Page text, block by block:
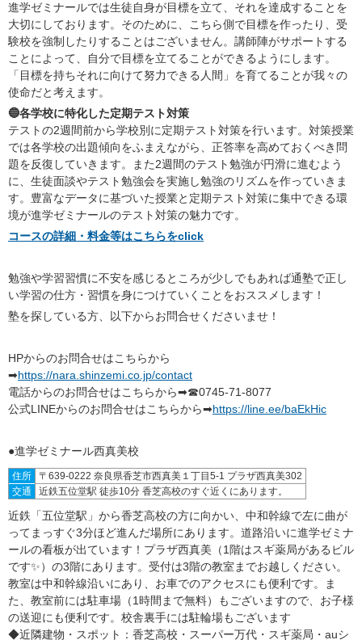
進学ゼミナールでは生徒自身が目標を立て、それを達成することを
大切にしております。そのために、こちら側で目標を作ったり、受
験校を強制したりすることはございません。講師陣がサポートする
ことによって、自分で目標を立てることができるようにします。
「目標を持ちそれに向けて努力できる人間」を育てることが我々の
使命だと考えます。
🔵各学校に特化した定期テスト対策
テストの2週間前から学校別に定期テスト対策を行います。対策授業
では各学校の出題傾向をふまえながら、正答率を高めておくべき問
題を反復していきます。また2週間のテスト勉強が円滑に進むよう
に、生徒面談やテスト勉強会を実施し勉強のリズムを作っていきま
す。豊富なデータに基づいた授業と定期テスト対策に集中できる環
境が進学ゼミナールのテスト対策の魅力です。
コースの詳細・料金等はこちらをclick
勉強や学習習慣に不安を感じるところが少しでもあれば通塾で正し
い学習の仕方・習慣を身につけていくことをおススメします！
塾を探している方、以下からお問合せくださいませ！
HPからのお問合せはこちらから
➡https://nara.shinzemi.co.jp/contact
電話からのお問合せはこちらから➡☎0745-71-8077
公式LINEからのお問合せはこちらから➡https://line.ee/baEkHic
●進学ゼミナール西真美校
住所
〒639-0222 奈良県香芝市西真美１丁目5-1 プラザ西真美302
交通
近鉄五位堂駅 徒歩10分 香芝高校のすぐ近くにあります。
近鉄「五位堂駅」から香芝高校の方に向かい、中和幹線で左に曲が
ってまっすぐ3分ほど進んだ場所にあります。道路沿いに進学ゼミナ
ールの看板が出ています！プラザ西真美（1階はスギ薬局があるビル
です✨）の3階にあります。受付は3階の教室までお越しください。
教室は中和幹線沿いにあり、お車でのアクセスにも便利です。ま
た、教室前には駐車場（1時間まで無料）もございますので、お子様
の送迎にも便利です。校舎裏手には駐輪場もございます
◆近隣建物・スポット：香芝高校・スーパー万代・スギ薬局・auシ